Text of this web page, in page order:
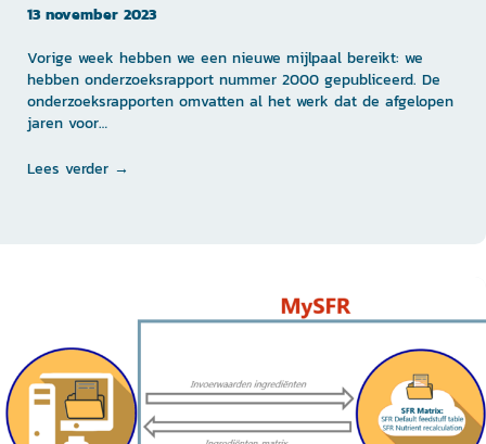
13 november 2023
Vorige week hebben we een nieuwe mijlpaal bereikt: we
hebben onderzoeksrapport nummer 2000 gepubliceerd. De
onderzoeksrapporten omvatten al het werk dat de afgelopen
jaren voor…
Lees verder →